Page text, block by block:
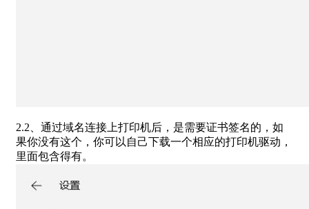
2.2、通过域名连接上打印机后，是需要证书签名的，如
果你没有这个，你可以自己下载一个相应的打印机驱动，
里面包含得有。